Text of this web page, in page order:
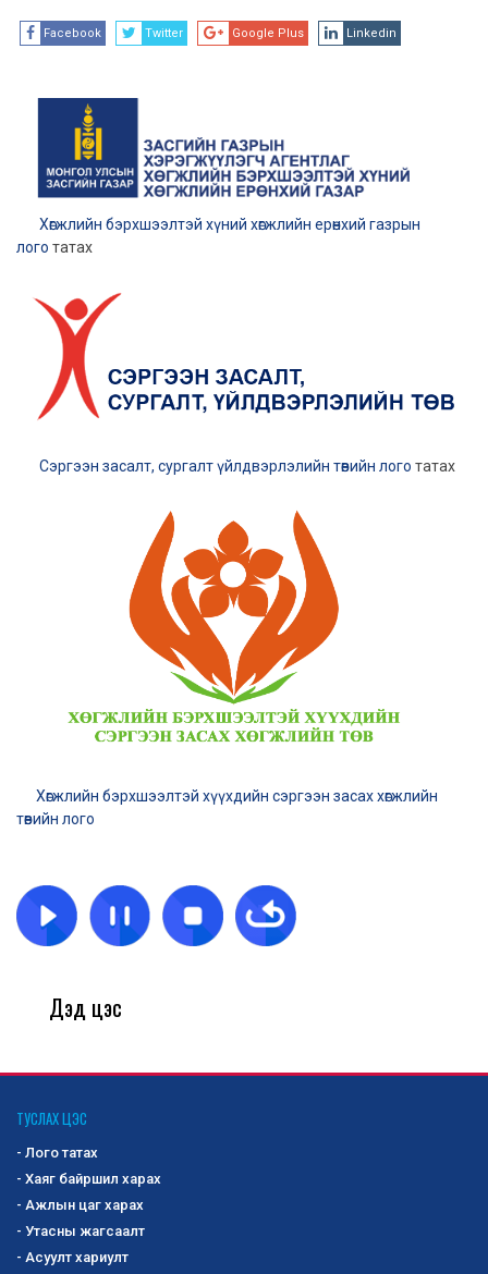
Facebook Twitter Google Plus Linkedin
Хөгжлийн бэрхшээлтэй хүний хөгжлийн ерөнхий газрын
лого татах
Сэргээн засалт, сургалт үйлдвэрлэлийн төвийн лого татах
Хөгжлийн бэрхшээлтэй хүүхдийн сэргээн засах хөгжлийн
төвийн лого
Дэд цэс
ТУСЛАХ ЦЭС
- Лого татах
- Хаяг байршил харах
- Ажлын цаг харах
- Утасны жагсаалт
- Асуулт хариулт